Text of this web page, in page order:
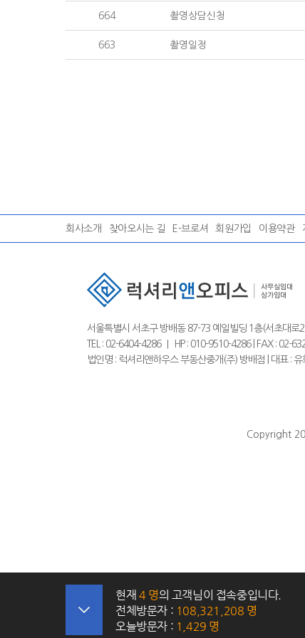
664 촬영상담신청
663 촬영일정
회사소개 찾아오시는 길 E-브로셔 회원가입 이용약관
서울특별시 서초구 방배동 87-73 예일빌딩 1층(서초대로
TEL : 02-6404-4286 ｜ HP : 010-9510-4286 | FAX :
법인명 : 럭셔리앤하우스 부동산중개(주) 방배점 | 대표 : 유
Copyright